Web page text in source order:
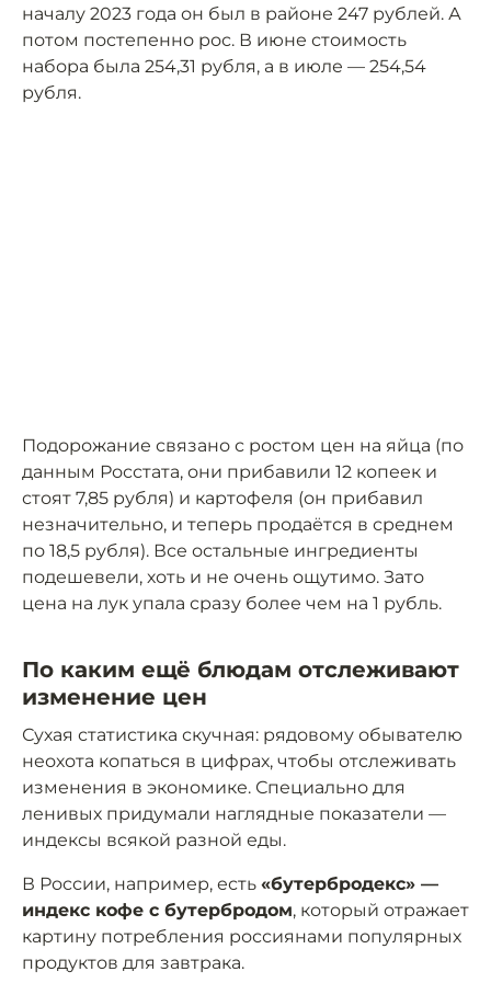
началу 2023 года он был в районе 247 рублей. А
потом постепенно рос. В июне стоимость
набора была 254,31 рубля, а в июле — 254,54
рубля.
Подорожание связано с ростом цен на яйца (по
данным Росстата, они прибавили 12 копеек и
стоят 7,85 рубля) и картофеля (он прибавил
незначительно, и теперь продаётся в среднем
по 18,5 рубля). Все остальные ингредиенты
подешевели, хоть и не очень ощутимо. Зато
цена на лук упала сразу более чем на 1 рубль.
По каким ещё блюдам отслеживают
изменение цен
Сухая статистика скучная: рядовому обывателю
неохота копаться в цифрах, чтобы отслеживать
изменения в экономике. Специально для
ленивых придумали наглядные показатели —
индексы всякой разной еды.
В России, например, есть «бутербродекс» —
индекс кофе с бутербродом, который отражает
картину потребления россиянами популярных
продуктов для завтрака.